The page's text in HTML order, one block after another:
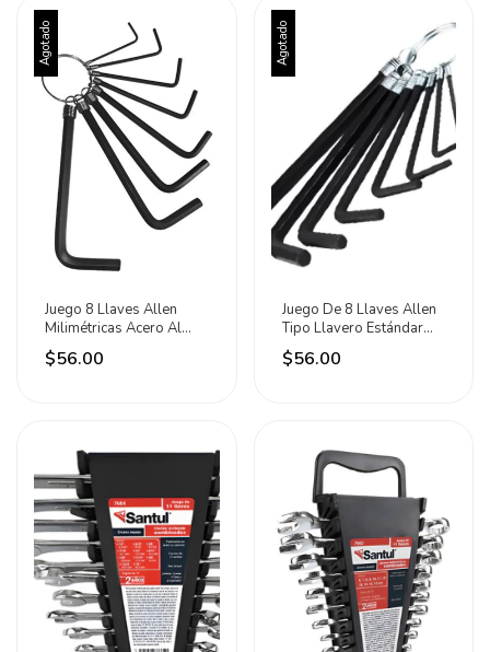
Agotado
Juego 8 Llaves Allen
Milimétricas Acero Al
Carbono Maxtool Negro
$56.00
Agotado
Juego De 8 Llaves Allen
Tipo Llavero Estándar
Maxtool Negro
$56.00